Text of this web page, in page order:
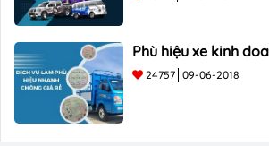
Phù hiệu xe kinh
24757 09-06-2018